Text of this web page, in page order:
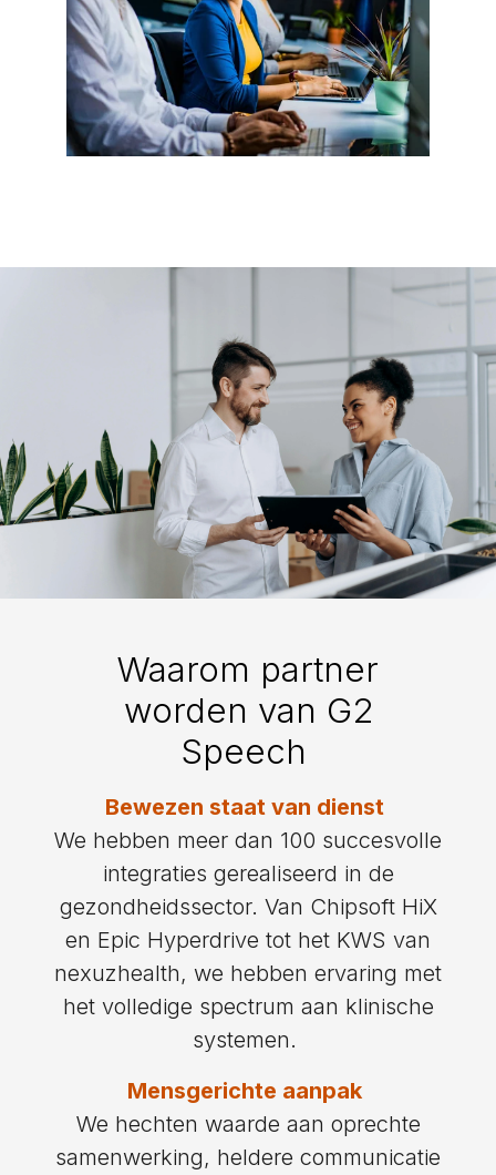
Waarom partner
worden van G2
Speech
Bewezen staat van dienst
We hebben meer dan 100 succesvolle
integraties gerealiseerd in de
gezondheidssector. Van Chipsoft HiX
en Epic Hyperdrive tot het KWS van
nexuzhealth, we hebben ervaring met
het volledige spectrum aan klinische
systemen.
Mensgerichte aanpak
We hechten waarde aan oprechte
samenwerking, heldere communicatie